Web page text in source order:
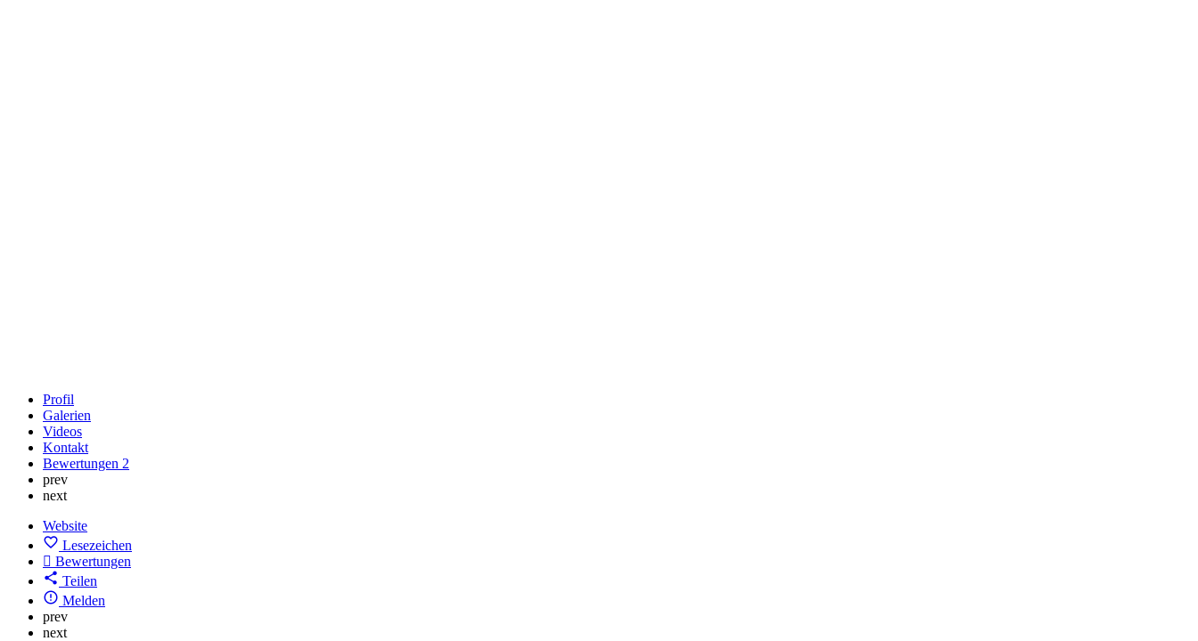
Profil
Galerien
Videos
Kontakt
Bewertungen 2
prev
next
Website
Lesezeichen
Bewertungen
Teilen
Melden
prev
next